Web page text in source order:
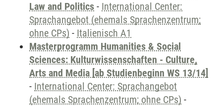
Law and Politics - International Center:
Sprachangebot (ehemals Sprachenzentrum;
ohne CPs) - Italienisch A1
Masterprogramm Humanities & Social
Sciences: Kulturwissenschaften - Culture,
Arts and Media [ab Studienbeginn WS 13/14]
- International Center: Sprachangebot
(ehemals Sprachenzentrum; ohne CPs) -